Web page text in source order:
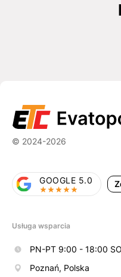
© 2024-2026
GOOGLE 5.0
Usługa wsparcia
PN-PT 9:00 - 18:00
Poznań, Polska